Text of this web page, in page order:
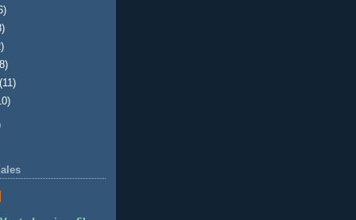
(11)